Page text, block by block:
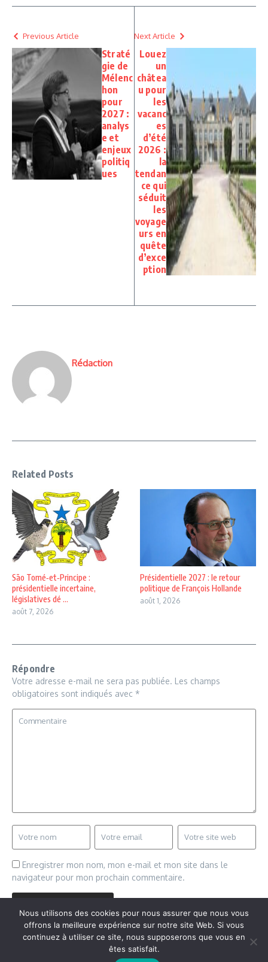
Previous Article
Straté
gie de
Mélenc
hon
pour
2027 :
analys
e et
enjeux
politiq
ues
Next Article
Louez
un
châtea
u pour
les
vacanc
es
d’été
2026 :
la
tendan
ce qui
séduit
les
voyage
urs en
quête
d’exce
ption
Rédaction
Related Posts
São Tomé‑et‑Principe :
présidentielle incertaine,
législatives dé ...
août 7, 2026
Présidentielle 2027 : le retour
politique de François Hollande
août 1, 2026
Répondre
Votre adresse e-mail ne sera pas publiée. Les champs
obligatoires sont indiqués avec *
Enregistrer mon nom, mon e-mail et mon site dans le
navigateur pour mon prochain commentaire.
Copyright © 2026 Vudailleurs.com | Réalisé par
Nous utilisons des cookies pour nous assurer que nous vous
offrons la meilleure expérience sur notre site Web. Si vous
continuez à utiliser ce site, nous supposerons que vous en
êtes satisfait.